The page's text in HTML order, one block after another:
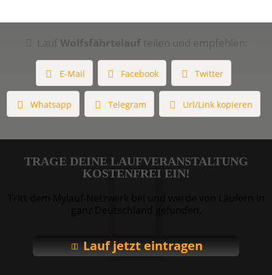
Lauf Wolfsfährtelauf teilen und empfehlen:
E-Mail Facebook Twitter
Whatsapp Telegram Url/Link kopieren
TRAGE DEINE LAUFVERANSTALTUNG
KOSTENFREI EIN!
Lauf jetzt eintragen